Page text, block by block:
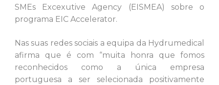
SMEs Excexutive Agency (EISMEA) sobre o
programa EIC Accelerator.
Nas suas redes sociais a equipa da Hydrumedical
afirma que é com “muita honra que fomos
reconhecidos como a única empresa
portuguesa a ser selecionada positivamente